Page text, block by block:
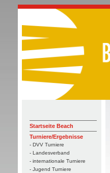
Startseite Beach
Turniere/Ergebnisse
- DVV Turniere
- Landesverband
- internationale Turniere
- Jugend Turniere